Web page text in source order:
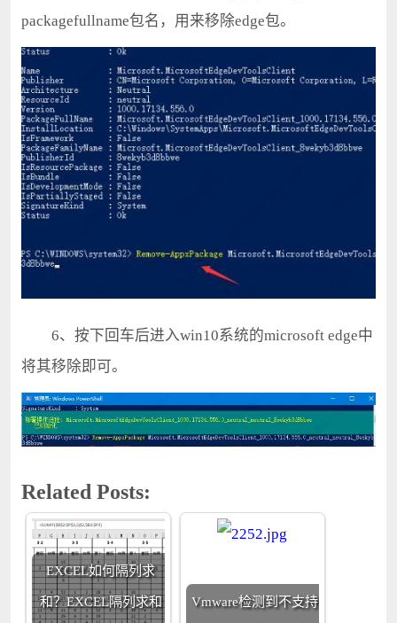
packagefullname包名，用来移除edge包。
6、按下回车后进入win10系统的microsoft edge中
将其移除即可。
Related Posts:
EXCEL如何隔列求
和？EXCEL隔列求和 Vmware检测到不支持